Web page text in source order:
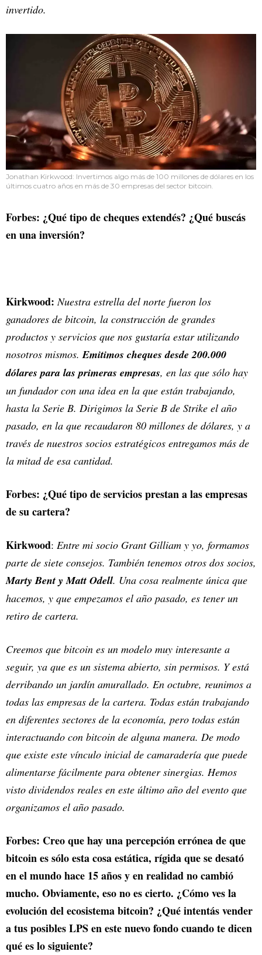
invertido.
Jonathan Kirkwood: Invertimos algo más de 100 millones de dólares en los
últimos cuatro años en más de 30 empresas del sector bitcoin.
Forbes: ¿Qué tipo de cheques extendés? ¿Qué buscás
en una inversión?
Kirkwood: Nuestra estrella del norte fueron los
ganadores de bitcoin, la construcción de grandes
productos y servicios que nos gustaría estar utilizando
nosotros mismos. Emitimos cheques desde 200.000
dólares para las primeras empresas, en las que sólo hay
un fundador con una idea en la que están trabajando,
hasta la Serie B. Dirigimos la Serie B de Strike el año
pasado, en la que recaudaron 80 millones de dólares, y a
través de nuestros socios estratégicos entregamos más de
la mitad de esa cantidad.
Forbes: ¿Qué tipo de servicios prestan a las empresas
de su cartera?
Kirkwood: Entre mi socio Grant Gilliam y yo, formamos
parte de siete consejos. También tenemos otros dos socios,
Marty Bent y Matt Odell. Una cosa realmente única que
hacemos, y que empezamos el año pasado, es tener un
retiro de cartera.
Creemos que bitcoin es un modelo muy interesante a
seguir, ya que es un sistema abierto, sin permisos. Y está
derribando un jardín amurallado. En octubre, reunimos a
todas las empresas de la cartera. Todas están trabajando
en diferentes sectores de la economía, pero todas están
interactuando con bitcoin de alguna manera. De modo
que existe este vínculo inicial de camaradería que puede
alimentarse fácilmente para obtener sinergias. Hemos
visto dividendos reales en este último año del evento que
organizamos el año pasado.
Forbes: Creo que hay una percepción errónea de que
bitcoin es sólo esta cosa estática, rígida que se desató
en el mundo hace 15 años y en realidad no cambió
mucho. Obviamente, eso no es cierto. ¿Cómo ves la
evolución del ecosistema bitcoin? ¿Qué intentás vender
a tus posibles LPS en este nuevo fondo cuando te dicen
qué es lo siguiente?